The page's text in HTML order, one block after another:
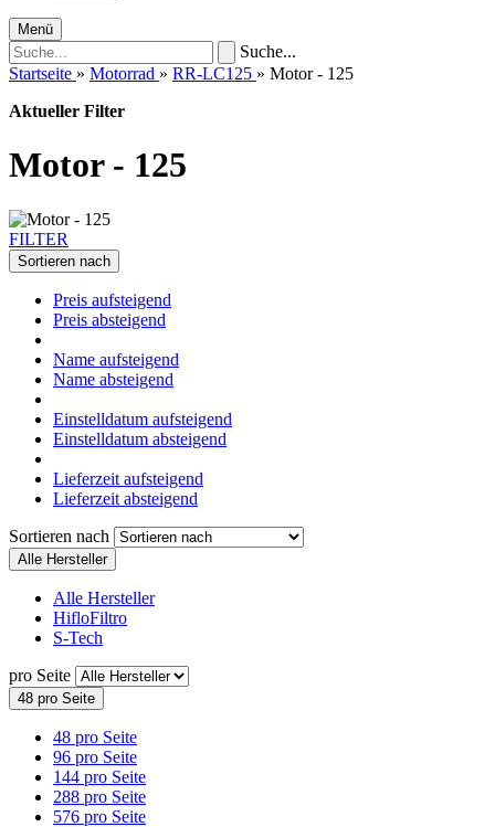
Menü
Suche...
Startseite » Motorrad » RR-LC125 » Motor - 125
Aktueller Filter
Motor - 125
FILTER
Sortieren nach
Preis aufsteigend
Preis absteigend
Name aufsteigend
Name absteigend
Einstelldatum aufsteigend
Einstelldatum absteigend
Lieferzeit aufsteigend
Lieferzeit absteigend
Sortieren nach
Alle Hersteller
Alle Hersteller
HifloFiltro
S-Tech
pro Seite
48 pro Seite
48 pro Seite
96 pro Seite
144 pro Seite
288 pro Seite
576 pro Seite